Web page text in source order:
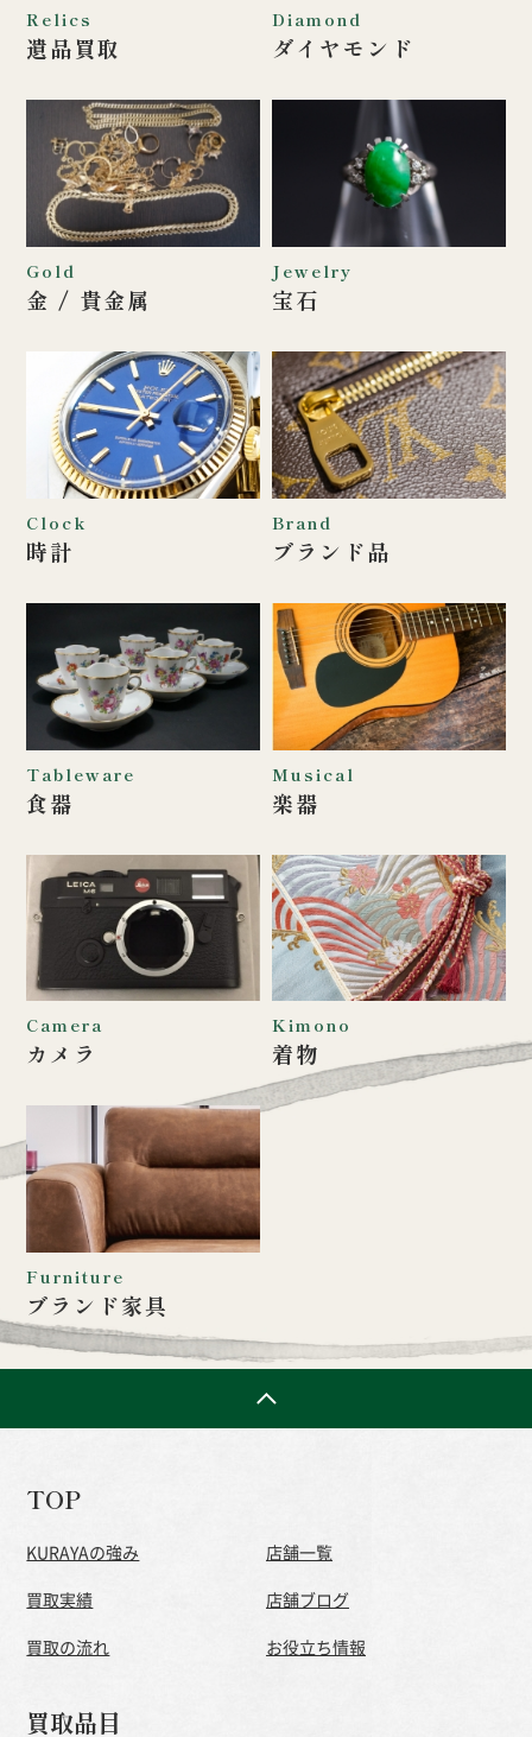
Relics
遺品買取
Diamond
ダイヤモンド
Gold
金 / 貴金属
Jewelry
宝石
Clock
時計
Brand
ブランド品
Tableware
食器
Musical
楽器
Camera
カメラ
Kimono
着物
Furniture
ブランド家具
TOP
KURAYAの強み
買取実績
買取の流れ
店舗一覧
店舗ブログ
お役立ち情報
買取品目